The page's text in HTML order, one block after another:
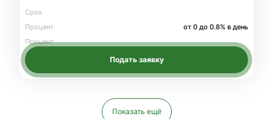
Срок
Процент
от 0 до 0.8% в день
Процент
Подать заявку
Показать ещё